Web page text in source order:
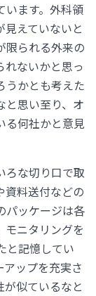
います。外科領
えていないと
限られる外来の
ないかと思っ
うかとも考えた
と思い至り、オ
る何社かと意見
ろな切り口で取
資料送付などの
パッケージは各
モニタリングを
と記憶してい
ップを充実さ
似ているなと